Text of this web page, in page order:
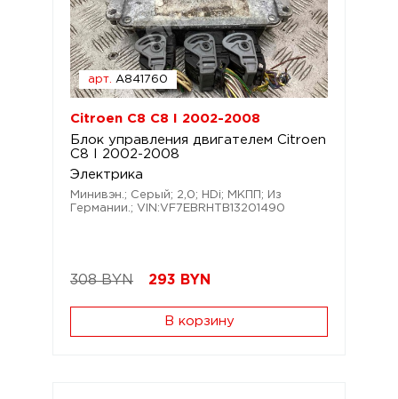
арт. A841760
Citroen C8 C8 I 2002-2008
Блок управления двигателем Citroen
C8 I 2002-2008
Электрика
Минивэн.; Серый; 2,0; HDi; МКПП; Из
Германии.; VIN:VF7EBRHTB13201490
308 BYN 293 BYN
В корзину